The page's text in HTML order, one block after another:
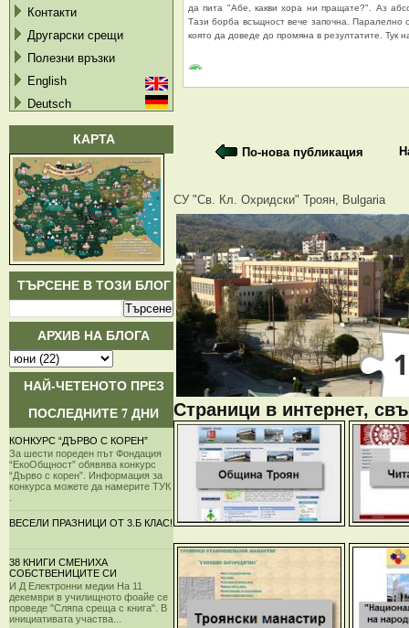
Контакти
Другарски срещи
Полезни връзки
English
Deutsch
КАРТА
ТЪРСЕНЕ В ТОЗИ БЛОГ
АРХИВ НА БЛОГА
НАЙ-ЧЕТЕНОТО ПРЕЗ
ПОСЛЕДНИТЕ 7 ДНИ
КОНКУРС “ДЪРВО С КОРЕН”
За шести пореден път Фондация
“ЕкоОбщност” обявява конкурс
“Дърво с корен”. Информация за
конкурса можете да намерите ТУК
ВЕСЕЛИ ПРАЗНИЦИ ОТ 3.Б КЛАС!
38 КНИГИ СМЕНИХА
СОБСТВЕНИЦИТЕ СИ
И Д Електронни медии На 11
декември в училищното фоайе се
проведе "Сляпа среща с книга". В
инициативата участва...
да пита "Абе, какви хора ни пращате?". Аз
Тази борба всъщност вече започна. Паралелно
която да доведе до промяна в резултатите. Тук
По-нова публикация
СУ "Св. Кл. Охридски" Троян, Bulgaria
Страници в интернет,